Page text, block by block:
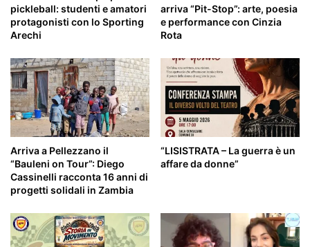
pickleball: studenti e amatori
protagonisti con lo Sporting
Arechi
arriva “Pit-Stop”: arte, poesia
e performance con Cinzia
Rota
Arriva a Pellezzano il
“Bauleni on Tour”: Diego
Cassinelli racconta 16 anni di
progetti solidali in Zambia
“LISISTRATA – La guerra è un
affare da donne”